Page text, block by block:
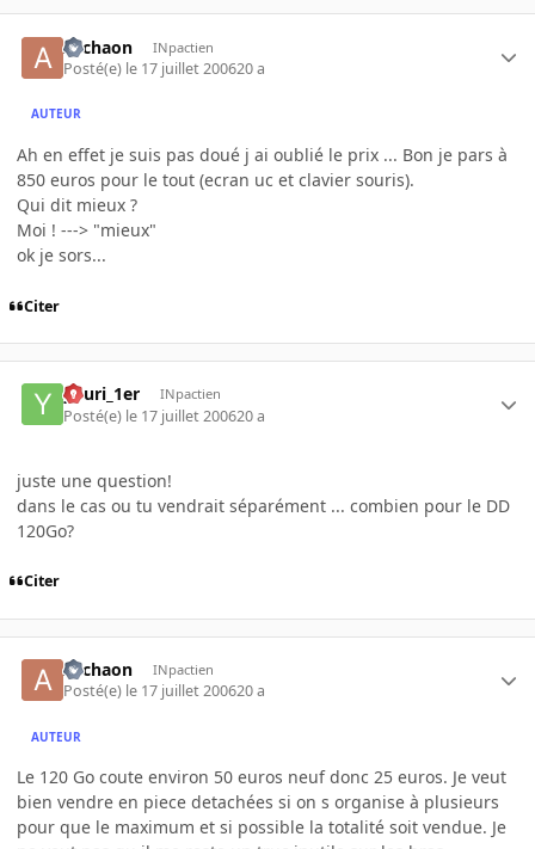
Archaon INpactien
Posté(e) le 17 juillet 200620 a
AUTEUR
Ah en effet je suis pas doué j ai oublié le prix ... Bon je pars à
850 euros pour le tout (ecran uc et clavier souris).
Qui dit mieux ?
Moi ! ---> "mieux"
ok je sors...
Citer
youri_1er INpactien
Posté(e) le 17 juillet 200620 a
juste une question!
dans le cas ou tu vendrait séparément ... combien pour le DD
120Go?
Citer
Archaon INpactien
Posté(e) le 17 juillet 200620 a
AUTEUR
Le 120 Go coute environ 50 euros neuf donc 25 euros. Je veut
bien vendre en piece detachées si on s organise à plusieurs
pour que le maximum et si possible la totalité soit vendue. Je